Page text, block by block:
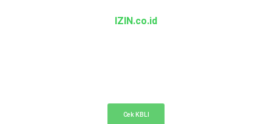
IZIN.co.id
Cek KBLI